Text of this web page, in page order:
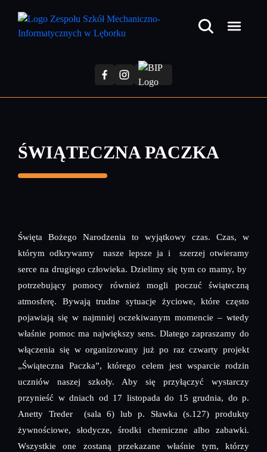
treści
ŚWIĄTECZNA PACZKA
Święta Bożego Narodzenia to wyjątkowy czas. Czas, w
którym odkrywamy nasze lepsze ja i szerzej otwieramy
serce na drugiego człowieka. Dzielimy się tym co mamy, by
potrzebujący pomocy również mogli poczuć świąteczną
atmosferę. Bywają trudne sytuacje życiowe, które często
pojawiają się w najmniej oczekiwanym momencie – wtedy
właśnie pomoc ma największy sens. Dlatego zapraszamy do
włączenia się w organizowany już po raz czwarty projekt
„Świąteczna Paczka”, którego celem jest wsparcie rodzin
uczniów naszej szkoły. Aby się przyłączyć wystarczy
przynieść w dniach od 17 listopada do 15 grudnia, do p.
Anetty Treder (sala 6) lub p. Sławka (s.127) produkty
żywnościowe, słodycze, środki chemiczne albo zabawki.
Wszystkie one zostaną przekazane właśnie tym, którzy